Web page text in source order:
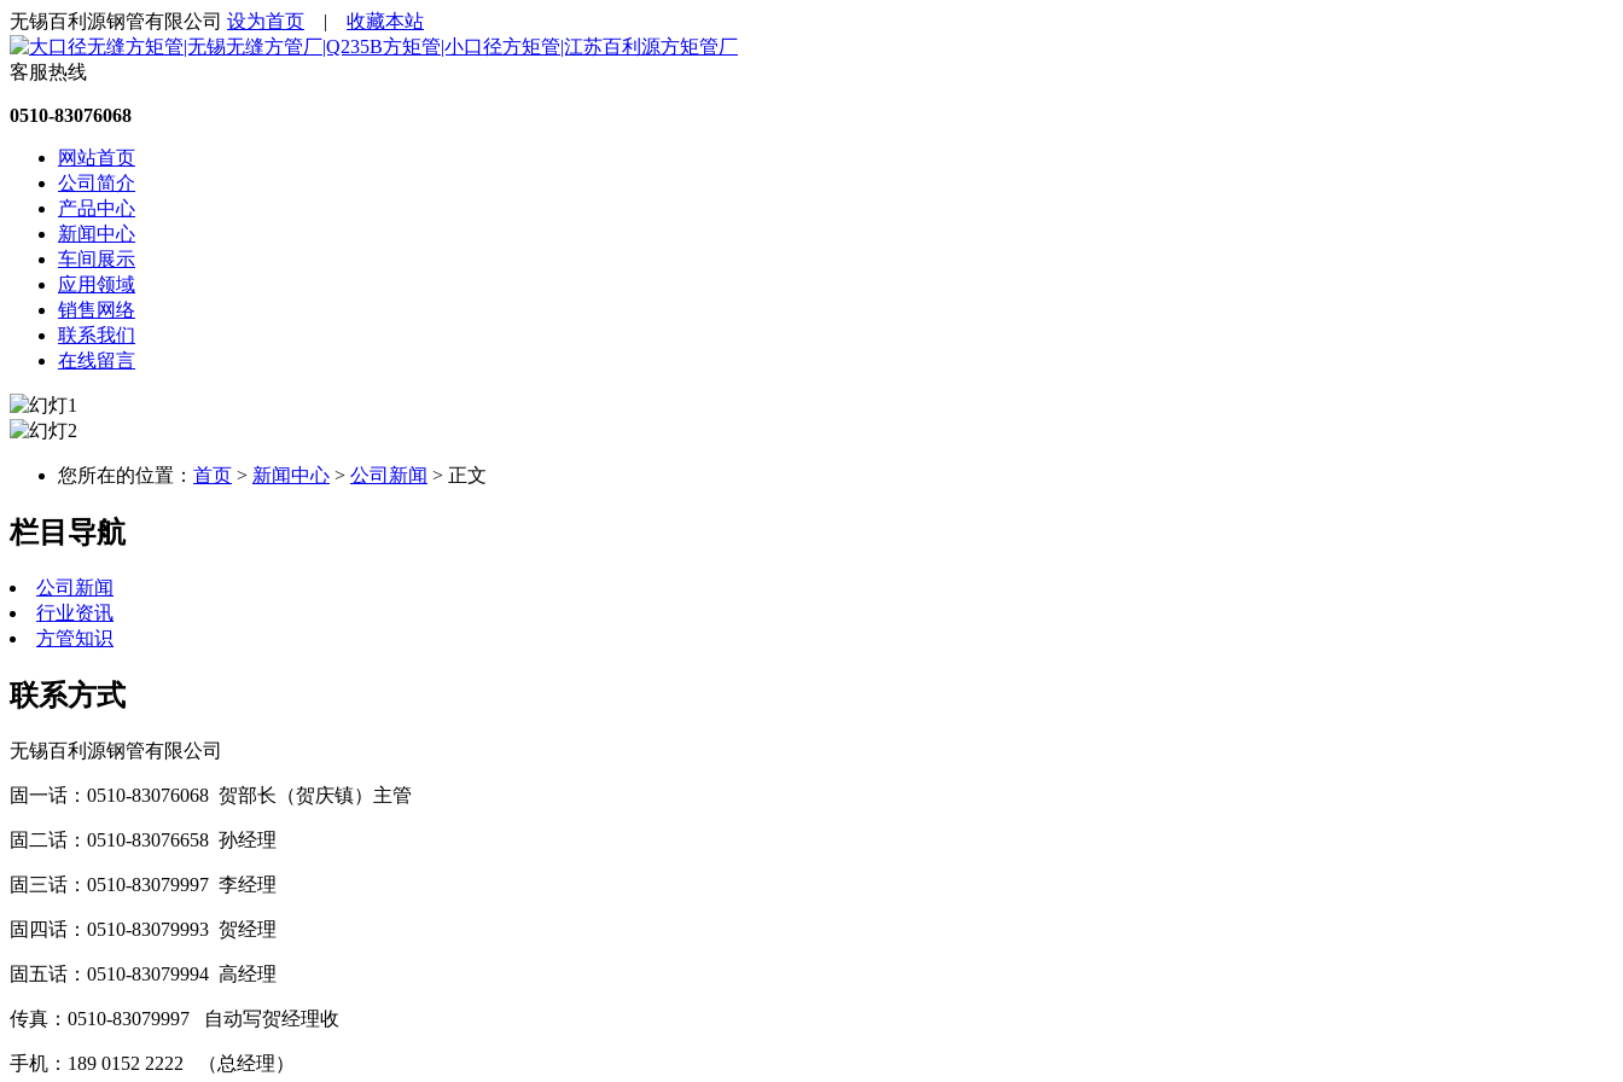
无锡百利源钢管有限公司 设为首页 | 收藏本站
客服热线
0510-83076068
网站首页
公司简介
产品中心
新闻中心
车间展示
应用领域
销售网络
联系我们
在线留言
您所在的位置： 首页 > 新闻中心 > 公司新闻 > 正文
栏目导航
公司新闻
行业资讯
方管知识
联系方式
无锡百利源钢管有限公司
固一话：0510-83076068 贺部长（贺庆镇）主管
固二话：0510-83076658 孙经理
固三话：0510-83079997 李经理
固四话：0510-83079993 贺经理
固五话：0510-83079994 高经理
传真：0510-83079997 自动写贺经理收
手机：189 0152 2222 （总经理）